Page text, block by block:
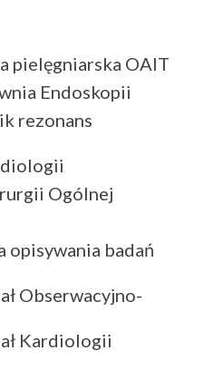
pielęgniarska OAIT
Endoskopii
rezonans
Ogólnej
opisywania badań
Obserwacyjno-
Kardiologii